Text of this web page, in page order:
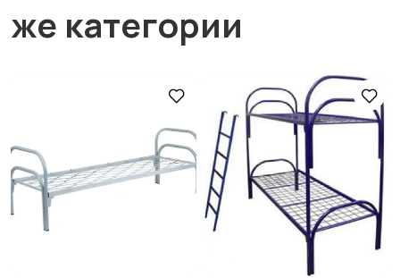
же категории